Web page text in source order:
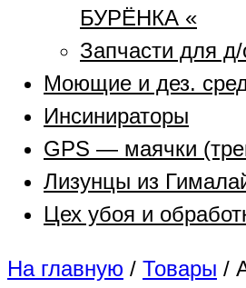
БУРЁНКА «
Запчасти для
Моющие и дез.
Инсинираторы
GPS — маячки
Лизунцы из
Цех убоя и
На главную / Товары /